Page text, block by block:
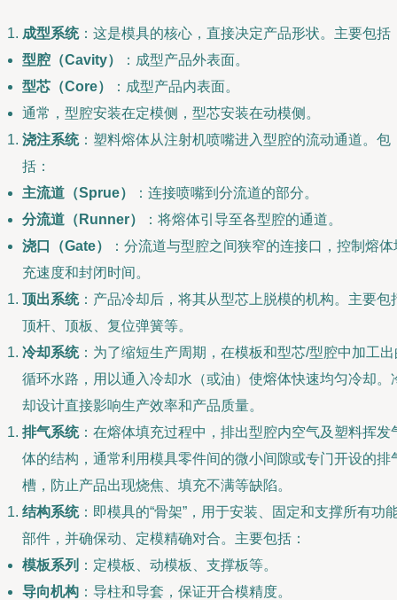
成型系统：这是模具的核心，直接决定产品形状。主要包括
型腔（Cavity）
：成型产品外表面。
型芯（Core）
：成型产品内表面。
通常，型腔安装在定模侧，型芯安装在动模侧。
浇注系统：塑料熔体从注射机喷嘴进入型腔的流动通道。包
括：
主流道（Sprue）
：连接喷嘴到分流道的部分。
分流道（Runner）
：将熔体引导至各型腔的通道。
浇口（Gate）
：分流道与型腔之间狭窄的连接口，控制熔体
充速度和封闭时间。
顶出系统：产品冷却后，将其从型芯上脱模的机构。主要包
顶杆、顶板、复位弹簧等。
冷却系统：为了缩短生产周期，在模板和型芯/型腔中加工出
循环水路，用以通入冷却水（或油）使熔体快速均匀冷却。
却设计直接影响生产效率和产品质量。
排气系统：在熔体填充过程中，排出型腔内空气及塑料挥发
体的结构，通常利用模具零件间的微小间隙或专门开设的排
槽，防止产品出现烧焦、填充不满等缺陷。
结构系统：即模具的“骨架”，用于安装、固定和支撑所有功
部件，并确保动、定模精确对合。主要包括：
模板系列 ：定模板、动模板、支撑板等。
导向机构 ：导柱和导套，保证开合模精度。